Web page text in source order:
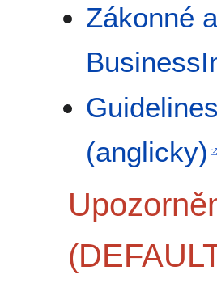
Zákonné
(anglicky)